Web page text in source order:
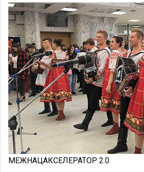
МЕЖНАЦАКСЕЛЕРАТОР 2.0